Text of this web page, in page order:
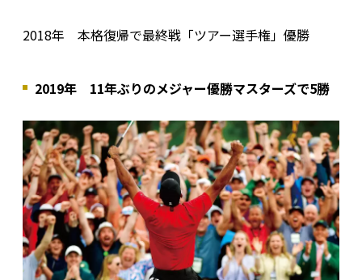
2018年 本格復帰で最終戦「ツアー選手権」優勝
2019年 11年ぶりのメジャー優勝マスターズで5勝